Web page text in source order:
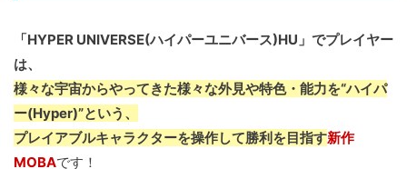
「HYPER UNIVERSE(ハイパーユニバース)HU」でプレイヤー
は、
様々な宇宙からやってきた様々な外見や特色・能力を“ハイパ
ー(Hyper)”という、
プレイアブルキャラクターを操作して勝利を目指す新作
MOBAです！